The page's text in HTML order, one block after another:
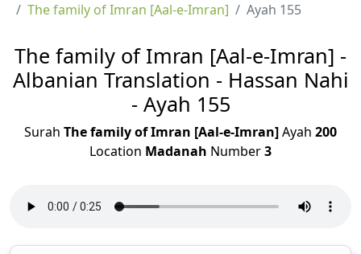
The family of Imran [Aal-e-Imran]
Ayah 155
The family of Imran [Aal-e-Imran] -
Albanian Translation - Hassan Nahi
- Ayah 155
Surah The family of Imran [Aal-e-Imran]Ayah 200
Location Madanah Number3